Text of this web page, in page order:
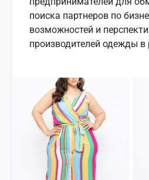
поиска партнеров по
возможностей и
производителей одежды в